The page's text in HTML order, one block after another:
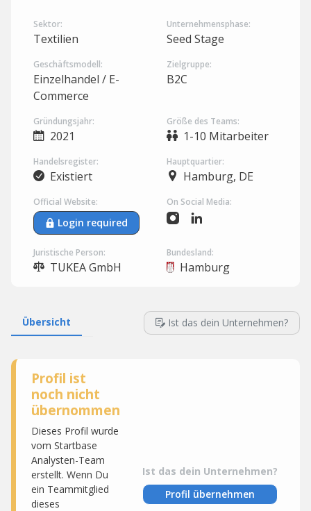
Sektor:
Textilien
Unternehmensphase:
Seed Stage
Geschäftsmodell:
Einzelhandel / E-
Commerce
Zielgruppe:
B2C
Gründungsjahr:
2021
Größe des Teams:
1-10 Mitarbeiter
Handelsregister:
Existiert
Hauptquartier:
Hamburg, DE
Official Website:
Login required
On Social Media:
Juristische Person:
TUKEA GmbH
Bundesland:
Hamburg
Übersicht Ist das dein Unternehmen?
Profil ist
noch nicht
übernommen
Dieses Profil wurde
vom Startbase
Analysten-Team
erstellt. Wenn Du
ein Teammitglied
dieses
Ist das dein Unternehmen?
Profil übernehmen